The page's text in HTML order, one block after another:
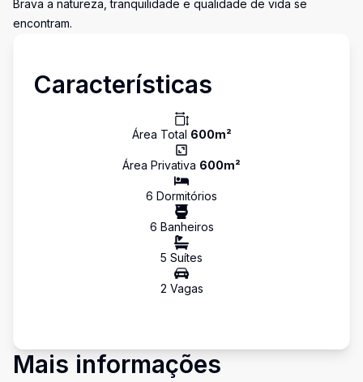
Brava a natureza, tranquilidade e qualidade de vida se
encontram.
Características
Área Total 600m²
Área Privativa 600m²
6 Dormitórios
6 Banheiros
5 Suítes
2 Vagas
Mais informações